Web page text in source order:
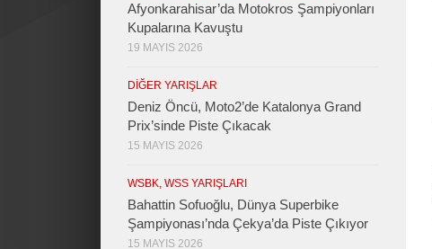
Afyonkarahisar’da Motokros Şampiyonları
Kupalarına Kavuştu
19 MAYIS 2026
DIĞER YARIŞLAR
Deniz Öncü, Moto2’de Katalonya Grand
Prix’sinde Piste Çıkacak
15 MAYIS 2026
WSBK, WSS YARIŞLARI
Bahattin Sofuoğlu, Dünya Superbike
Şampiyonası’nda Çekya’da Piste Çıkıyor
15 MAYIS 2026